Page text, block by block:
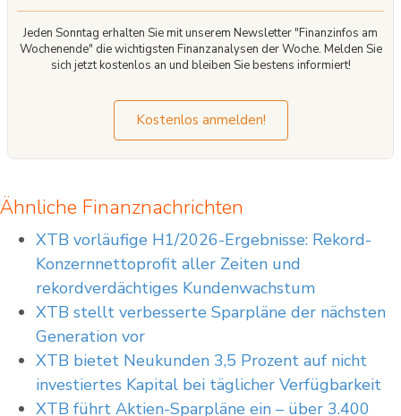
Handelsregister beim Amtsgericht Frankfurt am Main, Deutschland;
Handelsregisternummer: HRB 84148. XTB S.A. German Branch ist registriert bei
der Bundesanstalt für Finanzdienstleistungsaufsicht (BaFin) und unterliegt
Finanzaufsichtsbehörde KNF.
Jeden Sonntag erhalten Sie mit unserem Newsletter "Finanzinfos am
Wochenende" die wichtigsten Finanzanalysen der Woche. Melden Sie
sich jetzt kostenlos an und bleiben Sie bestens informiert!
Kostenlos anmelden!
Ähnliche Finanznachrichten
XTB vorläufige H1/2026-Ergebnisse: Rekord-
Konzernnettoprofit aller Zeiten und
rekordverdächtiges Kundenwachstum
XTB stellt verbesserte Sparpläne der nächsten
Generation vor
XTB bietet Neukunden 3,5 Prozent auf nicht
investiertes Kapital bei täglicher Verfügbarkeit
XTB führt Aktien-Sparpläne ein – über 3.400